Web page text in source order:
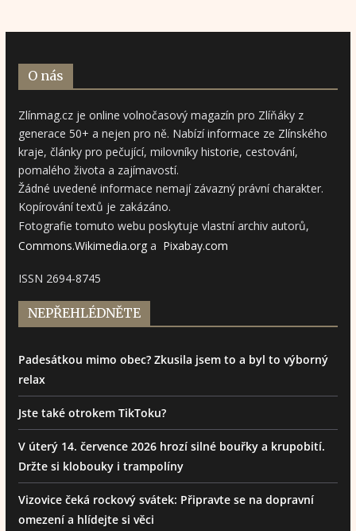
O nás
Zlínmag.cz je online volnočasový magazín pro Zlíňáky z
generace 50+ a nejen pro ně. Nabízí informace ze Zlínského
kraje, články pro pečující, milovníky historie, cestování,
pomalého života a zajímavostí.
Žádné uvedené informace nemají závazný právní charakter.
Kopírování textů je zakázáno.
Fotografie tomuto webu poskytuje vlastní archiv autorů,
Commons.Wikimedia.orga Pixabay.com
ISSN 2694-8745
NEPŘEHLÉDNĚTE
Padesátkou mimo obec? Zkusila jsem to a byl to výborný
relax
Jste také otrokem TikToku?
V úterý 14. července 2026 hrozí silné bouřky a krupobití.
Držte si klobouky i trampolíny
Vizovice čeká rockový svátek: Připravte se na dopravní
omezení a hlídejte si věci